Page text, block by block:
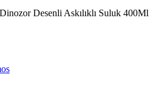
Desenli Askılıklı Suluk 400Ml